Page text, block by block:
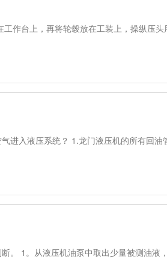
作台上，再将轮毂放在工装上，操纵压头
进入液压系统？ 1.龙门液压机的所有回油
。 1。从液压机油泵中取出少量被测油液